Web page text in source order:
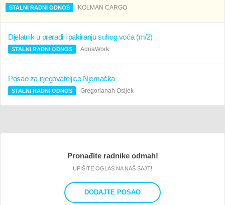
STALNI RADNI ODNOS KOLMAN CARGO
Djelatnik u preradi i pakiranju suhog voća (m/ž)
STALNI RADNI ODNOS AdriaWork
Posao za njegovateljice Njemačka
STALNI RADNI ODNOS Gregorianah Osijek
Pronađite radnike odmah!
UPIŠITE OGLAS NA NAŠ SAJT!
DODAJTE POSAO